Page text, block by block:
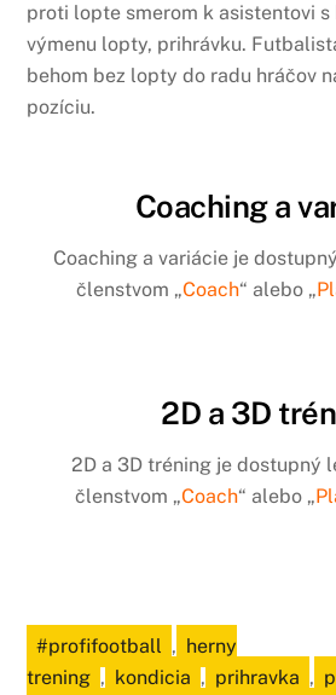
proti lopte smerom k asistentovi
výmenu lopty, prihrávku.
behom bez lopty do radu hráčov
pozíciu.
Coaching a
Coaching a variácie je
členstvom „Coach“ alebo „
2D a 3D
2D a 3D tréning je dostupný
členstvom „Coach“ alebo „
#profifootball , herny
trening , kondicia , prihravka ,